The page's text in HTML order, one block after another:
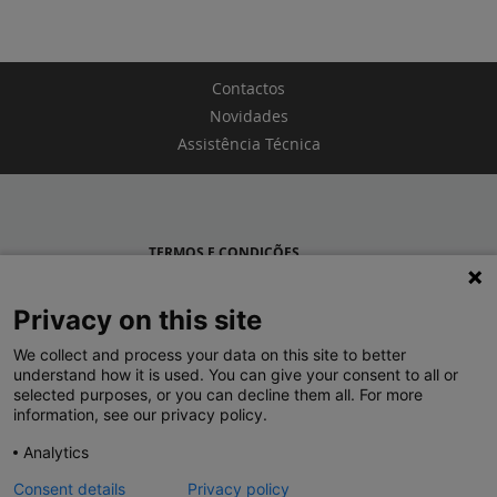
Contactos
Novidades
Assistência Técnica
TERMOS E CONDIÇÕES
LEGRAND PORTUGAL
GRUPO LEGRAND NO MUNDO
Privacy on this site
We collect and process your data on this site to better
understand how it is used. You can give your consent to all or
selected purposes, or you can decline them all. For more
information, see our privacy policy.
Analytics
Consent details
Privacy policy